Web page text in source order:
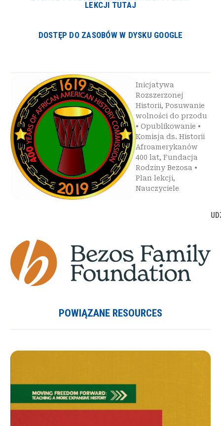
LEKCJI TUTAJ
DOSTĘP DO ZASOBÓW W DYSKU GOOGLE
Inicjatywa
Rozszerzonej
Historii, Posuwanie
wolności do przodu
• Opublikowanie •
Komisja ds. Historii
Afroamerykanów
400 lat, Fundacja
Rodziny Bezosa •
Plan lekcji,
Nauczyciele
POWIĄZANE RESOURCES